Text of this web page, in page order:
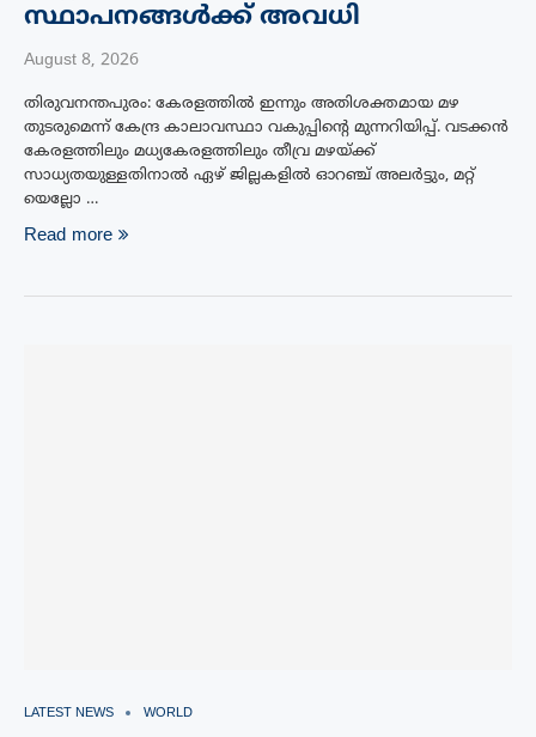
സ്ഥാപനങ്ങൾക്ക് അവധി
August 8, 2026
തിരുവനന്തപുരം: കേരളത്തിൽ ഇന്നും അതിശക്തമായ മഴ
തുടരുമെന്ന് കേന്ദ്ര കാലാവസ്ഥാ വകുപ്പിന്റെ മുന്നറിയിപ്പ്. വടക്കൻ
കേരളത്തിലും മധ്യകേരളത്തിലും തീവ്ര മഴയ്ക്ക്
സാധ്യതയുള്ളതിനാൽ ഏഴ് ജില്ലകളിൽ ഓറഞ്ച് അലർട്ടും, മറ്റ്
യെല്ലോ …
Read more
LATEST NEWS WORLD